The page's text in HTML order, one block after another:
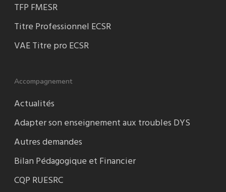
TFP FMESR
Titre Professionnel ECSR
VAE Titre pro ECSR
Accompagnement
Actualités
Adapter son enseignement aux troubles DYS
Autres demandes
Bilan Pédagogique et Financier
CQP RUESRC